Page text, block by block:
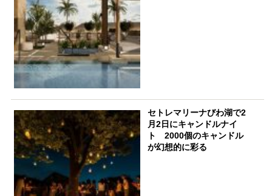
セトレマリーナびわ湖で2
月2日にキャンドルナイ
ト 2000個のキャンドル
が幻想的に彩る